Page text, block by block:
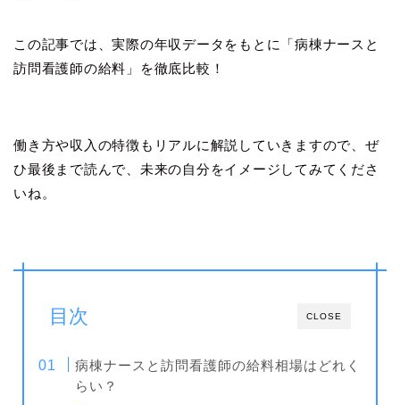
この記事では、実際の年収データをもとに「病棟ナースと
訪問看護師の給料」を徹底比較！
働き方や収入の特徴もリアルに解説していきますので、ぜ
ひ最後まで読んで、未来の自分をイメージしてみてくださ
いね。
CLOSE
目次
病棟ナースと訪問看護師の給料相場はどれく
らい？